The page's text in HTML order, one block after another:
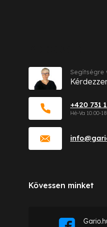
info@
+420 731
Segítségre
Kövessen minket